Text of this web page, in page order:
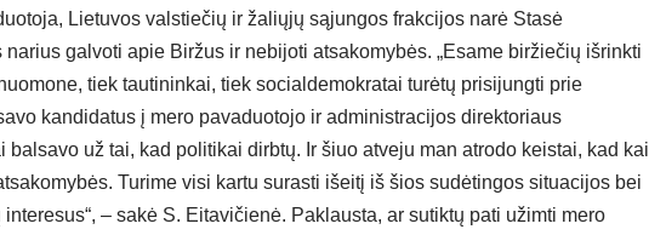
Lietuvos valstiečių ir žaliųjų sąjungos frakcijos narė Stasė
galvoti apie Biržus ir nebijoti atsakomybės. „Esame biržiečių išrinkti
tiek tautininkai, tiek socialdemokratai turėtų prisijungti prie
kandidatus į mero pavaduotojo ir administracijos direktoriaus
balsavo už tai, kad politikai dirbtų. Ir šiuo atveju man atrodo keistai, kad kai
Turime visi kartu surasti išeitį iš šios sudėtingos situacijos bei
– sakė S. Eitavičienė. Paklausta, ar sutiktų pati užimti mero